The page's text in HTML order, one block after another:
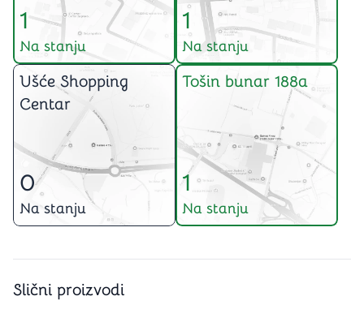
1
Na stanju
1
Na stanju
Ušće Shopping
Centar
0
Na stanju
Tošin bunar 188a
1
Na stanju
Slični proizvodi